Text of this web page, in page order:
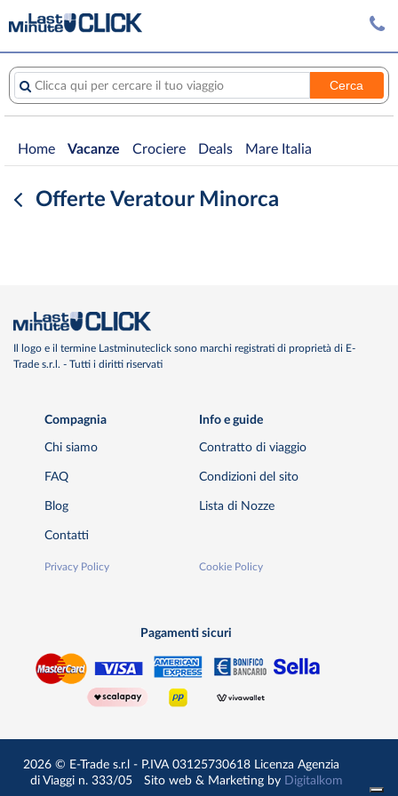
Clicca qui per cercare il tuo viaggio Cerca
Home Vacanze Crociere Deals Mare Italia
Offerte Veratour Minorca
Il logo e il termine Lastminuteclick sono marchi registrati di proprietà di E-
Trade s.r.l. - Tutti i diritti riservati
Compagnia
Chi siamo
FAQ
Blog
Contatti
Privacy Policy
Info e guide
Contratto di viaggio
Condizioni del sito
Lista di Nozze
Cookie Policy
Pagamenti sicuri
2026 © E-Trade s.r.l - P.IVA 03125730618 Licenza Agenzia
di Viaggi n. 333/05
Sito web & Marketing by Digitalkom